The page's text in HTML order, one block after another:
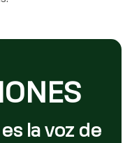
la voz de